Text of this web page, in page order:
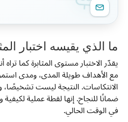
ما الذي يقيسه اختبار
يقدّر الاختبار مستوى المثابرة كما
مع الأهداف طويلة المدى، ومدى
الانتكاسات. النتيجة ليست
ضمانًا للنجاح. إنها لقطة عملية
في الوقت الحالي.